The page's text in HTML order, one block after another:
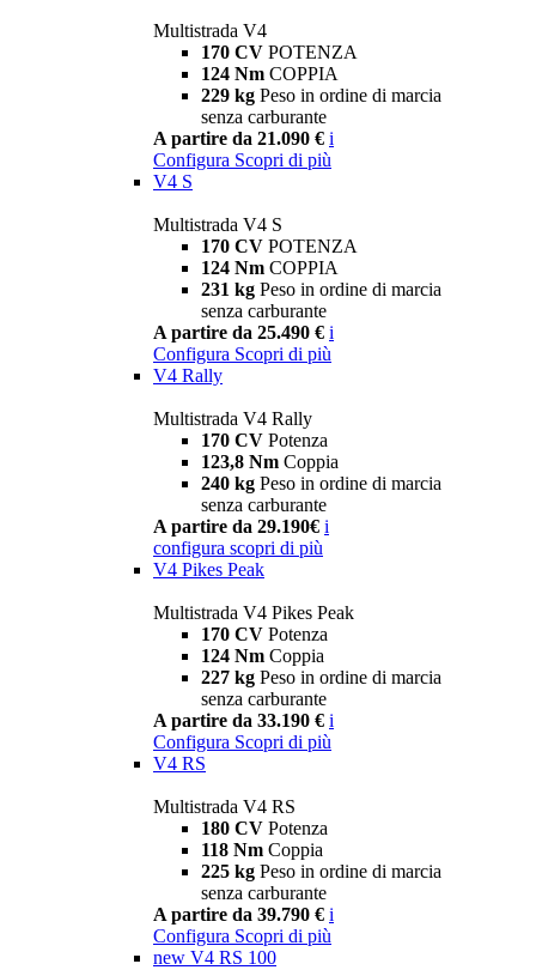
Multistrada V4
170 CV POTENZA
124 Nm COPPIA
229 kg Peso in ordine di marcia
senza carburante
A partire da 21.090 € i
Configura Scopri di più
V4 S
Multistrada V4 S
170 CV POTENZA
124 Nm COPPIA
231 kg Peso in ordine di marcia
senza carburante
A partire da 25.490 € i
Configura Scopri di più
V4 Rally
Multistrada V4 Rally
170 CV Potenza
123,8 Nm Coppia
240 kg Peso in ordine di marcia
senza carburante
A partire da 29.190€ i
configura scopri di più
V4 Pikes Peak
Multistrada V4 Pikes Peak
170 CV Potenza
124 Nm Coppia
227 kg Peso in ordine di marcia
senza carburante
A partire da 33.190 € i
Configura Scopri di più
V4 RS
Multistrada V4 RS
180 CV Potenza
118 Nm Coppia
225 kg Peso in ordine di marcia
senza carburante
A partire da 39.790 € i
Configura Scopri di più
new V4 RS 100